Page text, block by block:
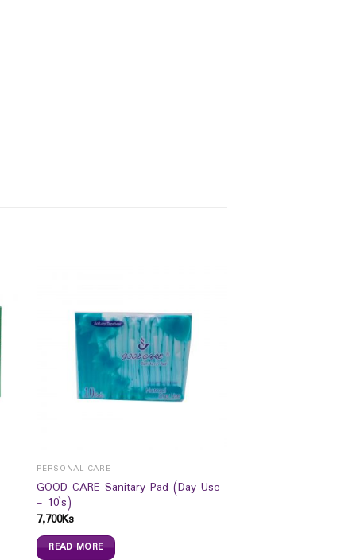
PERSONAL CARE
GOOD CARE Sanitary Pad (Day Use
– 10`s)
7,700Ks
READ MORE